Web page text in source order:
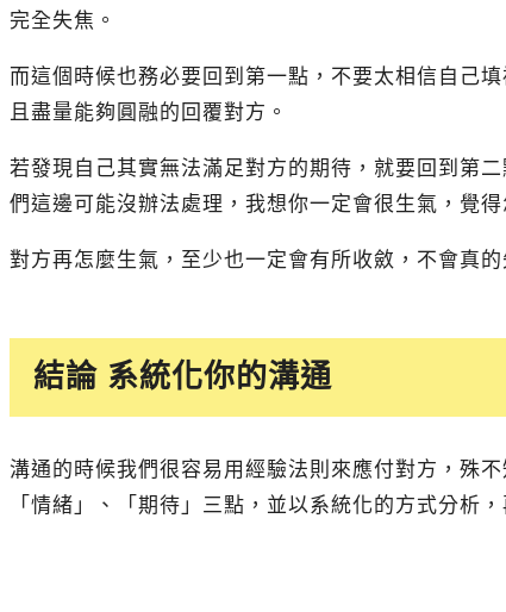
完全失焦。
而這個時候也務必要回到第一點，不要太相信自己
且盡量能夠圓融的回覆對方。
若發現自己其實無法滿足對方的期待，就要回到第
們這邊可能沒辦法處理，我想你一定會很生氣，覺
對方再怎麼生氣，至少也一定會有所收斂，不會真的
結論 系統化你的溝通
溝通的時候我們很容易用經驗法則來應付對方，殊
「情緒」、「期待」三點，並以系統化的方式分析